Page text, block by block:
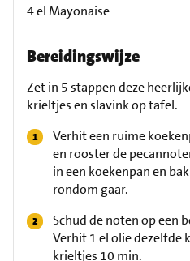
4 el Mayonaise
Bereidingswijze
Zet in 5 stappen deze
krieltjes en slavink op tafel.
Verhit een ruime
en rooster de
in een koekenpan en
rondom gaar.
Schud de noten op een
Verhit 1 el olie dezelfde
krieltjes 10 min.